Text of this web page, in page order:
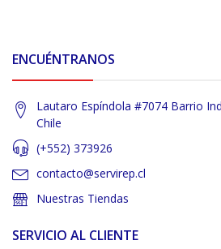
ENCUÉNTRANOS
Lautaro Espíndola #7074 Barrio
Chile
(+552) 373926
contacto@servirep.cl
Nuestras Tiendas
SERVICIO AL CLIENTE